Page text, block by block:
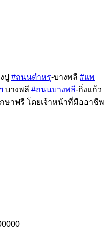
ปู #ถนนตำหรุ-บางพลี #แพ
บางพลี #ถนนบางพลี-กิ่งแก้ว
ษาฟรี โดยเจ้าหน้าที่มืออาชีพ